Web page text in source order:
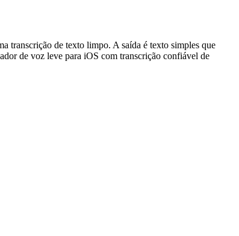
transcrição de texto limpo. A saída é texto simples que
de voz leve para iOS com transcrição confiável de